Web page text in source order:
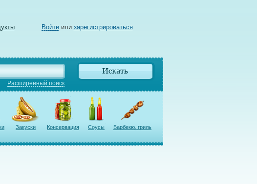
Войтиили зарегистрироваться
Расширенный поиск
Закуски Консервация Соусы Барбекю, гриль